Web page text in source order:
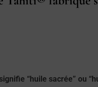
“huile sacrée” ou